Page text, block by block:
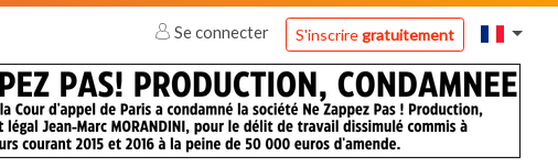
Se connecter S'inscriregratuitement